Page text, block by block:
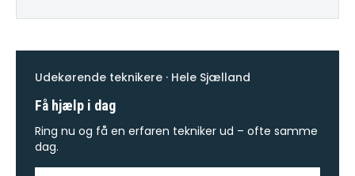
Udekørende teknikere · Hele Sjælland
Få hjælp i dag
Ring nu og få en erfaren tekniker ud – ofte samme
dag.